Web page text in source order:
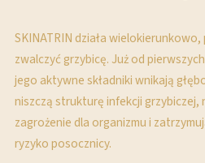
SKINATRIN działa
zwalczyć grzybicę. Już od
jego aktywne składniki wnikają
niszczą strukturę infekcji grzybiczej,
zagrożenie dla organizmu i
ryzyko posocznicy.